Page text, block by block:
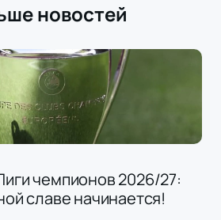
новостей
чемпионов 2026/27:
славе начинается!